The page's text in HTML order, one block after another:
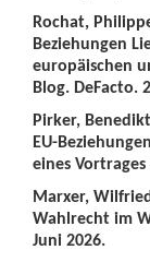
Rochat,
Beziehungen
europäischen
Blog. DeFacto.
Pirker,
EU-
eines
Marxer,
Wahlrecht im
Juni 2026.